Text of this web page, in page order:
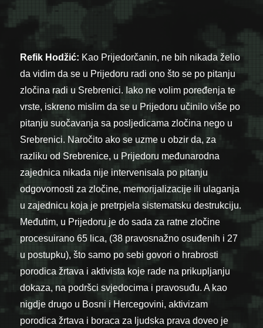
Refik Hodžić: Kao Prijedorčanin, ne bih nikada želio
da vidim da se u Prijedoru radi ono što se po pitanju
zločina radi u Srebrenici. Iako ne volim poređenja te
vrste, iskreno mislim da se u Prijedoru učinilo više po
pitanju suočavanja sa posljedicama zločina nego u
Srebrenici. Naročito ako se uzme u obzir da, za
razliku od Srebrenice, u Prijedoru međunarodna
zajednica nikada nije intervenisala po pitanju
odgovornosti za zločine, memorijalizacije ili ulaganja
u zajednicu koja je pretrpjela sistematsku destrukciju.
Međutim, u Prijedoru je do sada za ratne zločine
procesuirano 65 lica, (38 pravosnažno osuđenih i 27
u postupku), što samo po sebi govori o hrabrosti
porodica žrtava i aktivista koje rade na prikupljanju
dokaza, na podršci svjedocima i pravosuđu. A kao
nigdje drugo u Bosni i Hercegovini, aktivizam
porodica žrtava i boraca za ljudska prava doveo je